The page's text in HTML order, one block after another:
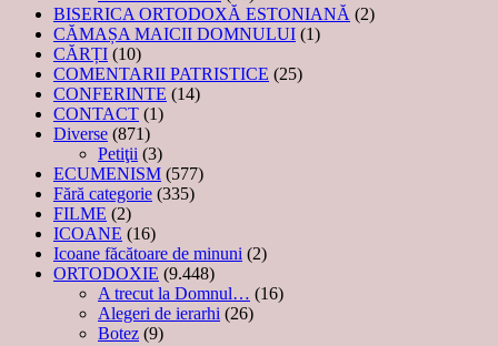
BISERICA ORTODOXĂ ESTONIANĂ (2)
CĂMAȘA MAICII DOMNULUI (1)
CĂRȚI (10)
COMENTARII PATRISTICE (25)
CONFERINTE (14)
CONTACT (1)
Diverse (871)
Petiţii (3)
ECUMENISM (577)
Fără categorie (335)
FILME (2)
ICOANE (16)
Icoane făcătoare de minuni (2)
ORTODOXIE (9.448)
A trecut la Domnul… (16)
Alegeri de ierarhi (26)
Botez (9)